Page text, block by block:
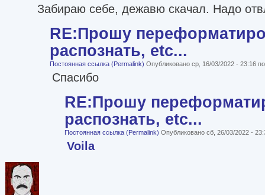
Забираю себе, дежавю скачал. Надо
RE:Прошу
распознать, etc...
Постоянная ссылка (Permalink) Опубликовано ср, 16/03/2022 - 23:16
Спасибо
RE:Прошу
распознать, etc...
Постоянная ссылка (Permalink) Опубликовано сб, 26/03/2022 -
Voila